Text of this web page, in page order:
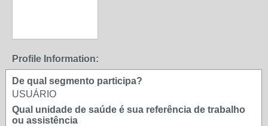
Profile Information:
De qual segmento participa?
USUÁRIO
Qual unidade de saúde é sua referência de trabalho
ou assistência